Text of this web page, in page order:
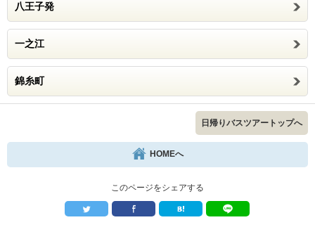
八王子発
一之江
錦糸町
日帰りバスツアートップへ
HOMEへ
このページをシェアする